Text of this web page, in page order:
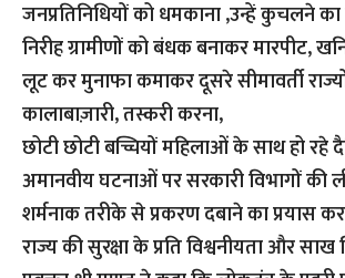
जनप्रतिनिधियों को धमकाना ,उन्हें कुचलने
निरीह ग्रामीणों को बंधक बनाकर मारपीट,
लूट कर मुनाफा कमाकर दूसरे सीमावर्ती
कालाबाज़ारी, तस्करी करना,
छोटी छोटी बच्चियों महिलाओं के साथ हो रहे
अमानवीय घटनाओं पर सरकारी विभागों की
शर्मनाक तरीके से प्रकरण दबाने का प्रयास
राज्य की सुरक्षा के प्रति विश्वनीयता और साख